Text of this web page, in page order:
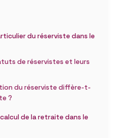
du réserviste dans le
de réservistes et leurs
du réserviste diffère-t-
?
de la retraite dans le